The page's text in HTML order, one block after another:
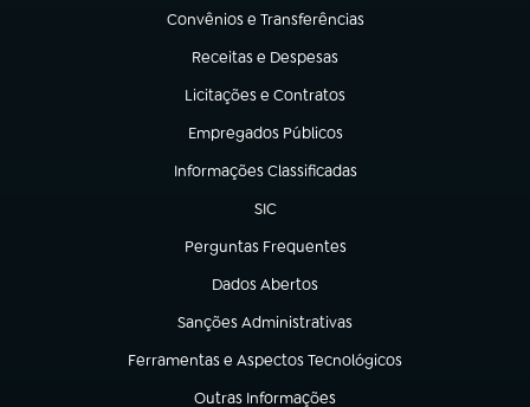
Convênios e Transferências
(abre em nova aba)
Receitas e Despesas
(abre em nova aba)
Licitações e Contratos
(abre em nova aba)
Empregados Públicos
(abre em nova aba)
Informações Classificadas
(abre em nova aba)
SIC
(abre em nova aba)
Perguntas Frequentes
(abre em nova aba)
Dados Abertos
(abre em nova aba)
Sanções Administrativas
(abre em nova aba)
Ferramentas e Aspectos Tecnológicos
(abre em nova aba)
Outras Informações